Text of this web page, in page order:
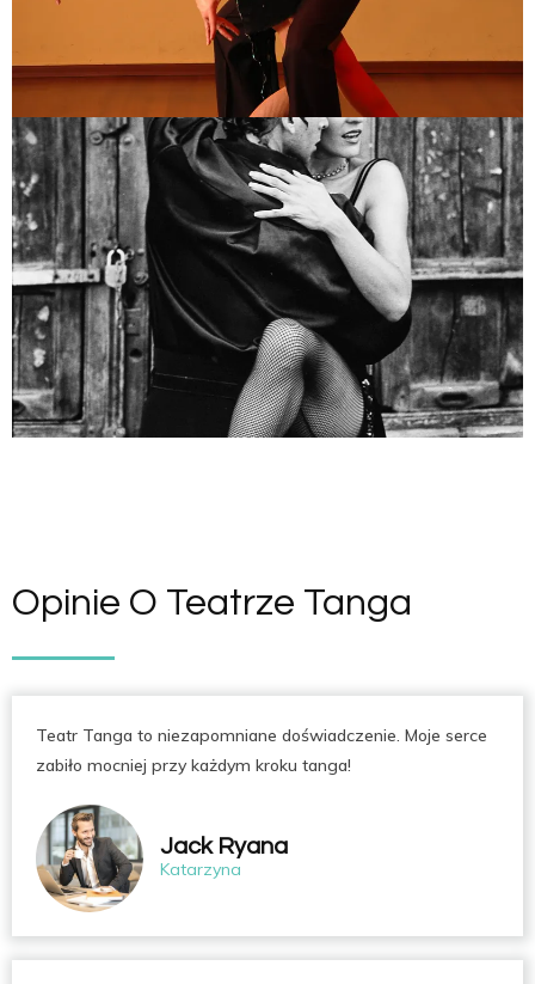
Opinie O Teatrze Tanga
Teatr Tanga to niezapomniane doświadczenie. Moje serce
zabiło mocniej przy każdym kroku tanga!
Jack Ryana
Katarzyna